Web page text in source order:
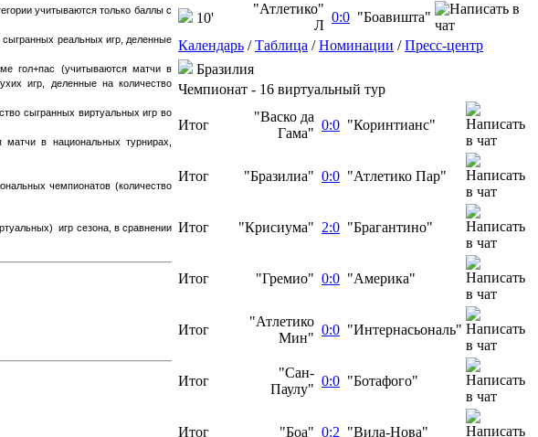
учитываются только баллы с
сыгранных реальных игр, деленные
гол+пас (учитываются матчи в
игр, деленные на количество
сыгранных виртуальных игр во
в национальных турнирах,
чемпионатов (количество
игр сезона, в сравнении
10'
"Атлетико"
Л
0:0 "Боавишта"
Календарь /Таблица /Номинации /Пресс-центр
Бразилия
Чемпионат - 16 виртуальный тур
Итог
"Васко да
Гама"
0:0 "Коринтианс"
Итог "Бразилиа" 0:0 "Атлетико Пар"
Итог "Крисиума" 2:0 "Брагантино"
Итог "Гремио" 0:0 "Америка"
Итог
"Атлетико
Мин"
0:0 "Интернасьональ"
Итог
"Сан-
Паулу"
0:0 "Ботафого"
Итог "Боа" 0:2 "Вила-Нова"